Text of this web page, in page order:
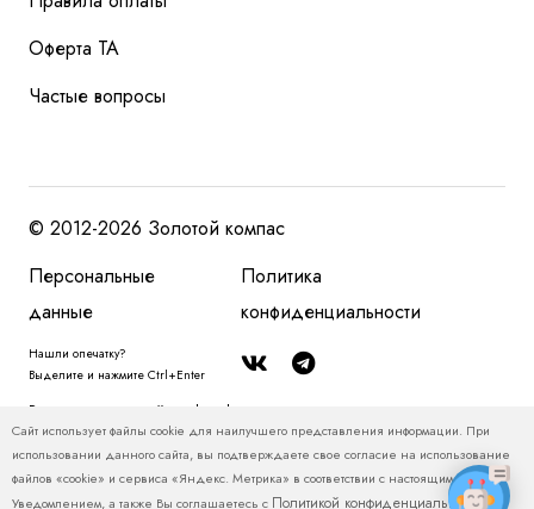
Оферта ТА
Частые вопросы
© 2012-2026 Золотой компас
Персональные
данные
Политика
конфиденциальности
Нашли опечатку?
Выделите и нажмите Ctrl+Enter
Размещенная на сайте zolotoy-kompas.ru информация, в том числе, о
туристских продуктах и ценах на туристские продукты, относится
исключительно к рекламным и справочно-информационным материалам и
не является публичной офертой. Пожалуйста, уточняйте у менеджеров
Сайт использует файлы cookie для наилучшего представления информации. При
использовании данного сайта, вы подтверждаете свое согласие на использование
файлов «cookie» и сервиса «Яндекс. Метрика» в соответствии с настоящим
Уведомлением, а также Вы соглашаетесь с Политикой конфиденциальности.